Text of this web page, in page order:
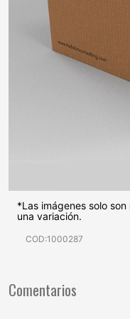
*Las imágenes solo
una variación.
COD:1000287
Comentarios